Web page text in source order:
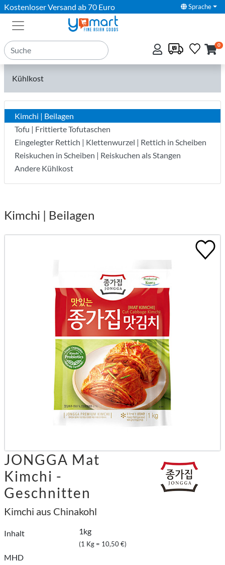
Kostenloser Versand ab 70 Euro Sprache
0
Kühlkost
Kimchi | Beilagen
Tofu | Frittierte Tofutaschen
Eingelegter Rettich | Klettenwurzel | Rettich in Scheiben
Reiskuchen in Scheiben | Reiskuchen als Stangen
Andere Kühlkost
Kimchi | Beilagen
JONGGA Mat
Kimchi -
Geschnitten
Kimchi aus Chinakohl
Inhalt 1kg
(1 Kg = 10,50 €)
MHD